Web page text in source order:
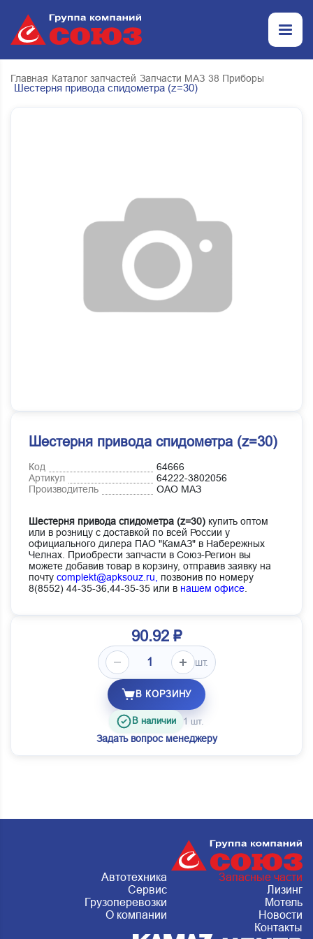
Главная Каталог запчастей Запчасти МАЗ 38 Приборы
Шестерня привода спидометра (z=30)
Шестерня привода спидометра (z=30)
Код
64666
Артикул
64222-3802056
Производитель
ОАО МАЗ
Шестерня привода спидометра (z=30) купить оптом
или в розницу с доставкой по всей России у
официального дилера ПАО "КамАЗ" в Набережных
Челнах. Приобрести запчасти в Союз-Регион вы
можете добавив товар в корзину, отправив заявку на
почту complekt@apksouz.ru,
позвонив по номеру
8(8552) 44-35-36,44-35-35 или в нашем офисе
90.92 ₽
шт.
В КОРЗИНУ
В наличии 1 шт.
Задать вопрос менеджеру
Автотехника
Запасные части
Сервис
Лизинг
Грузоперевозки
Мотель
О компании
Новости
Контакты